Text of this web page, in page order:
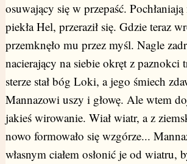
osuwający się w przepaść.
piekła Hel, przeraził się. Gdzie teraz
przemknęło mu przez myśl. Nagle
nacierający na siebie okręt z paznokci
sterze stał bóg Loki, a jego śmiech
Mannazowi uszy i głowę. Ale wtem
jakieś wirowanie. Wiał wiatr, a z
nowo formowało się wzgórze...
własnym ciałem osłonić je od wiatru,